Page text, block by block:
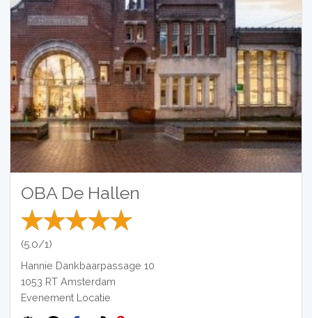
OBA De Hallen
(5.0/1)
Hannie Dankbaarpassage 10
1053 RT Amsterdam
Evenement Locatie